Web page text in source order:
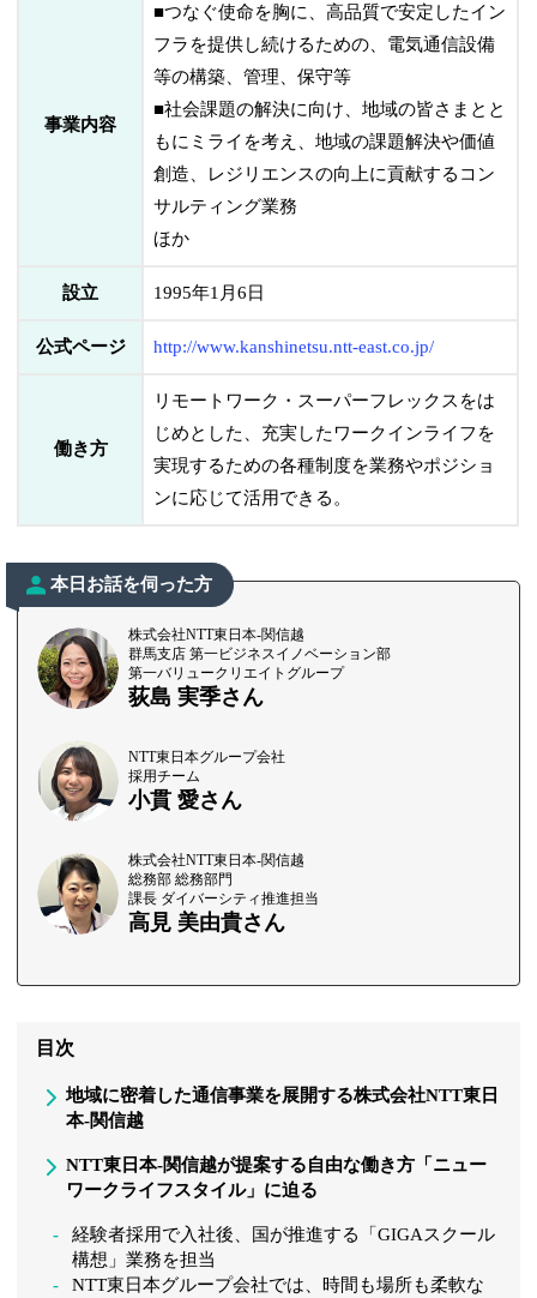
事業内容
■つなぐ使命を胸に、高品質で安定したイン
フラを提供し続けるための、電気通信設備
等の構築、管理、保守等
■社会課題の解決に向け、地域の皆さまとと
もにミライを考え、地域の課題解決や価値
創造、レジリエンスの向上に貢献するコン
サルティング業務
ほか
設立 1995年1月6日
公式ページ http://www.kanshinetsu.ntt-east.co.jp/
働き方
リモートワーク・スーパーフレックスをは
じめとした、充実したワークインライフを
実現するための各種制度を業務やポジショ
ンに応じて活用できる。
本日お話を伺った方
株式会社NTT東日本-関信越
群馬支店 第一ビジネスイノベーション部
第一バリュークリエイトグループ
荻島 実季さん
NTT東日本グループ会社
採用チーム
小貫 愛さん
株式会社NTT東日本-関信越
総務部 総務部門
課長 ダイバーシティ推進担当
高見 美由貴さん
目次
地域に密着した通信事業を展開する株式会社NTT東日
本-関信越
NTT東日本-関信越が提案する自由な働き方「ニュー
ワークライフスタイル」に迫る
経験者採用で入社後、国が推進する「GIGAスクール
構想」業務を担当
NTT東日本グループ会社では、時間も場所も柔軟な